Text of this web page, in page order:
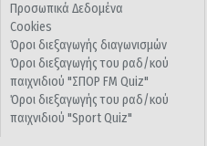
Προσωπικά Δεδομένα
Cookies
Όροι διεξαγωγής διαγωνισμών
Όροι διεξαγωγής του ραδ/κού
παιχνιδιού "ΣΠΟΡ FM Quiz"
Όροι διεξαγωγής του ραδ/κού
παιχνιδιού "Sport Quiz"